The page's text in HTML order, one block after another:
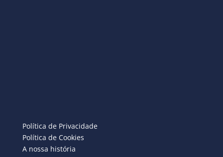
Política de Privacidade
Política de Cookies
A nossa história